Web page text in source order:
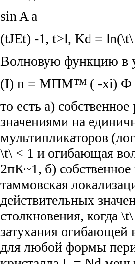
sin A a
(tJEt) -1, t>l, Kd =
Волновую функцию в
(I) п = МПМ™ ( -xi) Ф
то есть а)
значениями на
мультипликаторов
\t\ < 1 и огибающая
2пК~1, б)
таммовская
действительных
столкновения, когда
затухания огибающей
для любой формы